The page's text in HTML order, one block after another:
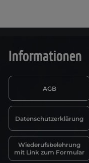
Informationen
AGB
Datenschutzerklärung
Wiederufsbelehrung
mit Link zum Formular